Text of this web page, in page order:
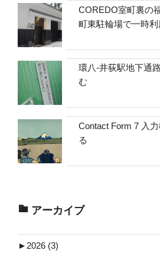
COREDO室町裏の
町東駐輪場で一時利
環八-井荻駅地下通
む
Contact Form 7 入
る
アーカイブ
► 2026 (3)